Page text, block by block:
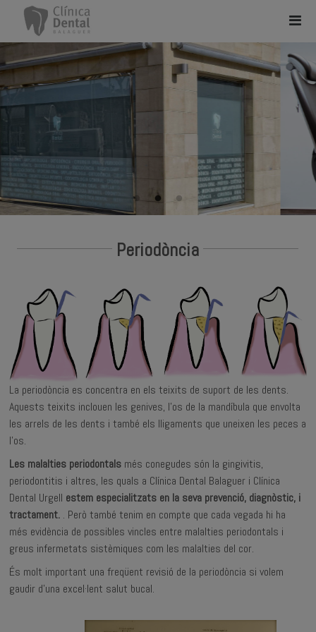
Periodòncia
La periodòncia es concentra en els teixits de suport de les dents.
Aquests teixits inclouen les genives, l'os de la mandíbula que envolta
les arrels de les dents i també els lligaments que uneixen les peces a
l’os.
Les malalties periodontals més conegudes són la gingivitis,
periodontitis i altres, les quals a Clínica Dental Balaguer i Clínica
Dental Urgell estem especialitzats en la seva prevenció, diagnòstic, i
tractament. . Però també tenim en compte que cada vegada hi ha
més evidència de possibles vincles entre malalties periodontals i
greus infermetats sistèmiques com les malalties del cor.
És molt important una freqüent revisió de la periodòncia si volem
gaudir d’una excel·lent salut bucal.